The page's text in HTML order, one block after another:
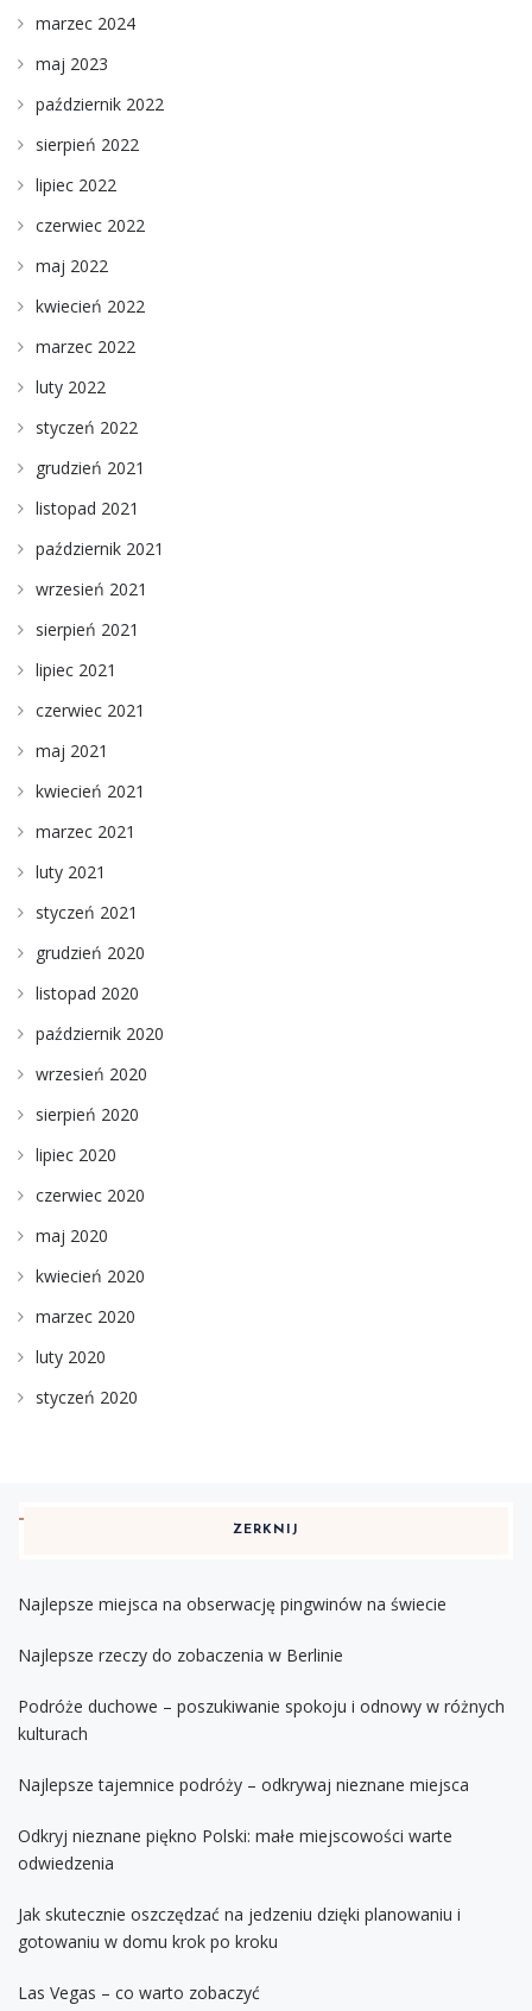
marzec 2024
maj 2023
październik 2022
sierpień 2022
lipiec 2022
czerwiec 2022
maj 2022
kwiecień 2022
marzec 2022
luty 2022
styczeń 2022
grudzień 2021
listopad 2021
październik 2021
wrzesień 2021
sierpień 2021
lipiec 2021
czerwiec 2021
maj 2021
kwiecień 2021
marzec 2021
luty 2021
styczeń 2021
grudzień 2020
listopad 2020
październik 2020
wrzesień 2020
sierpień 2020
lipiec 2020
czerwiec 2020
maj 2020
kwiecień 2020
marzec 2020
luty 2020
styczeń 2020
ZERKNIJ
Najlepsze miejsca na obserwację pingwinów na świecie
Najlepsze rzeczy do zobaczenia w Berlinie
Podróże duchowe – poszukiwanie spokoju i odnowy w różnych
kulturach
Najlepsze tajemnice podróży – odkrywaj nieznane miejsca
Odkryj nieznane piękno Polski: małe miejscowości warte
odwiedzenia
Jak skutecznie oszczędzać na jedzeniu dzięki planowaniu i
gotowaniu w domu krok po kroku
Las Vegas – co warto zobaczyć